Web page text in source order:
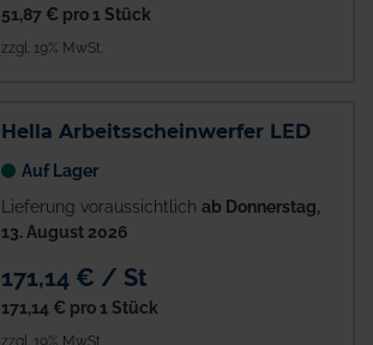
51,87 € pro 1 Stück
zzgl. 19% MwSt.
Hella Arbeitsscheinwerfer LED
Auf Lager
Lieferung voraussichtlich ab Donnerstag,
13. August 2026
171,14 € / St
171,14 € pro 1 Stück
zzgl. 19% MwSt.